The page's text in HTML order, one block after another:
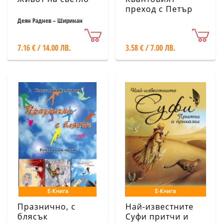
Деян Раднев – Ширинан
7.16 € / 14.00 ЛВ.
преход с Петър
3.58 € / 7.00 ЛВ.
Е-Книга
Празнично, с
блясък
Е-Книга
Най-известните
Суфи притчи и